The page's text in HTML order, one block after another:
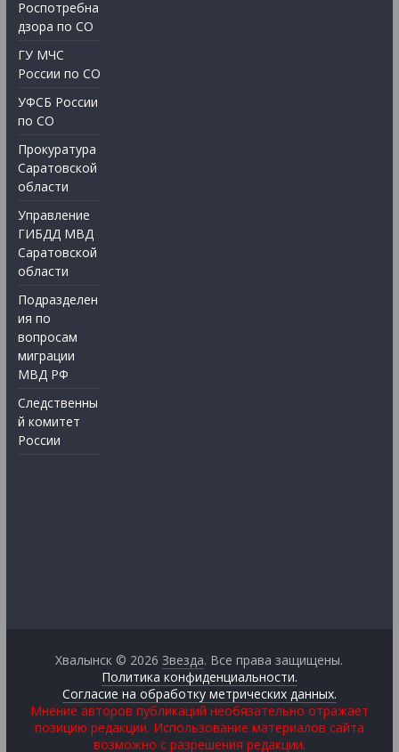
Роспотребна
дзора по СО
ГУ МЧС
России по СО
УФСБ России
по СО
Прокуратура
Саратовской
области
Управление
ГИБДД МВД
Саратовской
области
Подразделен
ия по
вопросам
миграции
МВД РФ
Следственны
й комитет
России
Хвалынск © 2026Звезда. Все права защищены.
Политика конфиденциальности.
Согласие на обработку метрических данных.
Мнение авторов публикаций необязательно отражает
позицию редакции. Использование материалов сайта
возможно с разрешения редакции.